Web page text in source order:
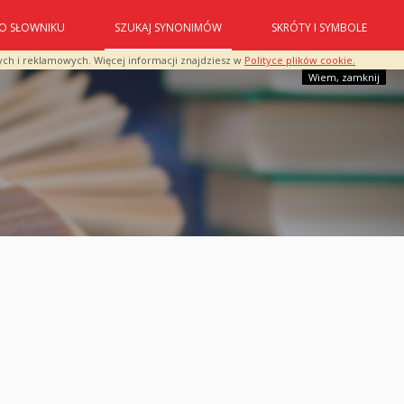
i reklamowych. Więcej informacji znajdziesz w Polityce plików cookie.
Wiem, zamknij
O SŁOWNIKU SZUKAJ SYNONIMÓW SKRÓTY I SYMBOLE